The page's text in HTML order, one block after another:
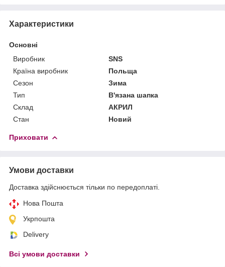
Характеристики
Основні
Виробник
SNS
Країна виробник
Польща
Сезон
Зима
Тип
В'язана шапка
Склад
АКРИЛ
Стан
Новий
Приховати
Умови доставки
Доставка здійснюється тільки по передоплаті.
Нова Пошта
Укрпошта
Delivery
Всі умови доставки